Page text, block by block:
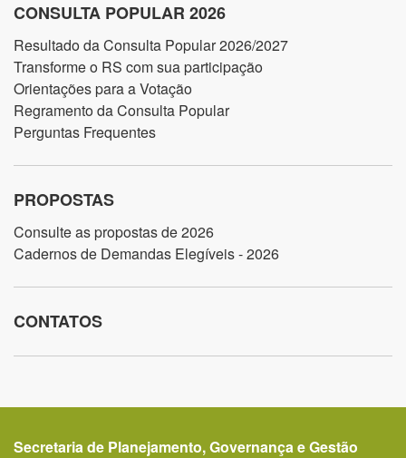
CONSULTA POPULAR 2026
Resultado da Consulta Popular 2026/2027
Transforme o RS com sua participação
Orientações para a Votação
Regramento da Consulta Popular
Perguntas Frequentes
PROPOSTAS
Consulte as propostas de 2026
Cadernos de Demandas Elegíveis - 2026
CONTATOS
Secretaria de Planejamento, Governança e Gestão